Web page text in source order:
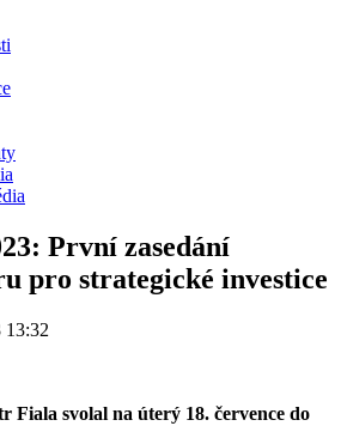
První zasedání
pro strategické investice
13:32
Fiala svolal na úterý 18. července do